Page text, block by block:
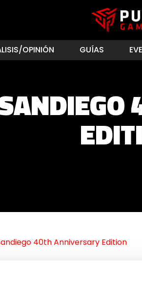
OPINIÓN GUÍAS
40th Anniversary Edition